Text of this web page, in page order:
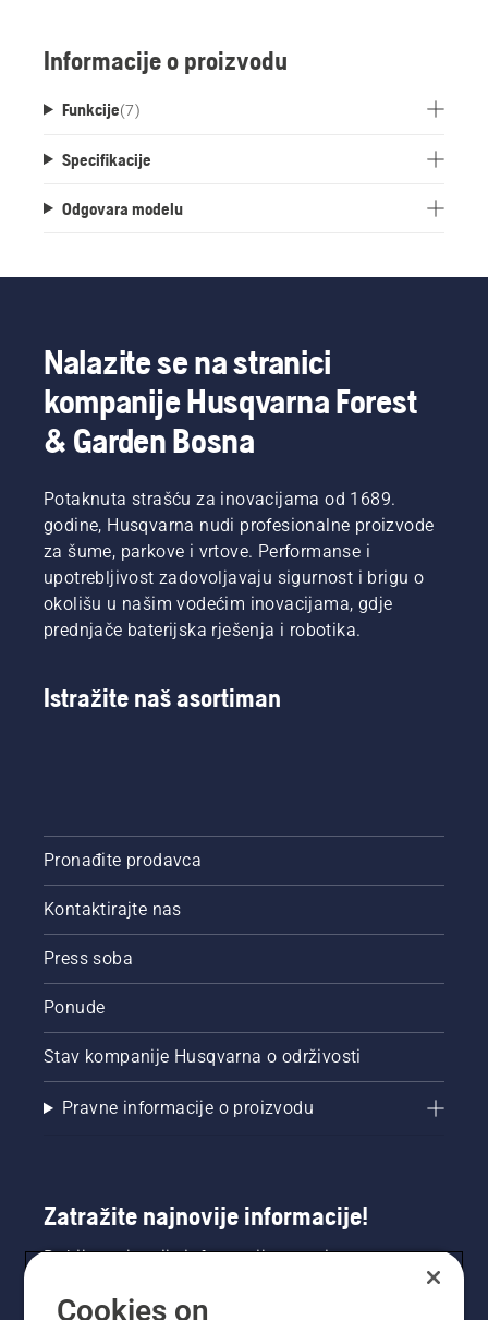
Informacije o proizvodu
Funkcije(7)
Specifikacije
Odgovara modelu
Nalazite se na stranici
kompanije Husqvarna Forest
& Garden Bosna
Potaknuta strašću za inovacijama od 1689.
godine, Husqvarna nudi profesionalne proizvode
za šume, parkove i vrtove. Performanse i
upotrebljivost zadovoljavaju sigurnost i brigu o
okolišu u našim vodećim inovacijama, gdje
prednjače baterijska rješenja i robotika.
Istražite naš asortiman
Pronađite prodavca
Kontaktirajte nas
Press soba
Ponude
Stav kompanije Husqvarna o održivosti
Pravne informacije o proizvodu
Zatražite najnovije informacije!
Dobijte najnovije informacije o novim
toga. Ovdje se registrirajte za naš bilten.
Cookies on